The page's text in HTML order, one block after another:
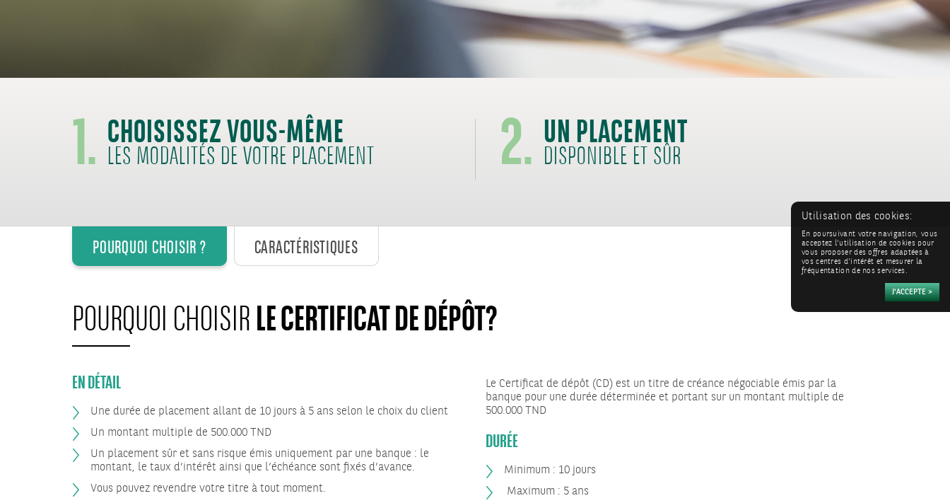
1.CHOISISSEZ VOUS-MÊME
LES MODALITÉS DE VOTRE PLACEMENT 2.UN PLACEMENT
DISPONIBLE ET SÛR
POURQUOI CHOISIR ? CARACTÉRISTIQUES
POURQUOI CHOISIRLE CERTIFICAT DE DÉPÔT?
EN DÉTAIL
Une durée de placement allant de 10 jours à 5 ans selon le choix du client
Un montant multiple de 500.000 TND
Un placement sûr et sans risque émis uniquement par une banque : le
montant, le taux d’intérêt ainsi que l’échéance sont fixés d’avance.
Vous pouvez revendre votre titre à tout moment.
Le Certificat de dépôt (CD) est un titre de créance négociable émis par la
banque pour une durée déterminée et portant sur un montant multiple de
500.000 TND
DURÉE
Minimum : 10 jours
Maximum : 5 ans
Utilisation des cookies:
En poursuivant votre navigation, vous
acceptez l'utilisation de cookies pour
vous proposer des offres adaptées à
vos centres d'intérêt et mesurer la
fréquentation de nos services.